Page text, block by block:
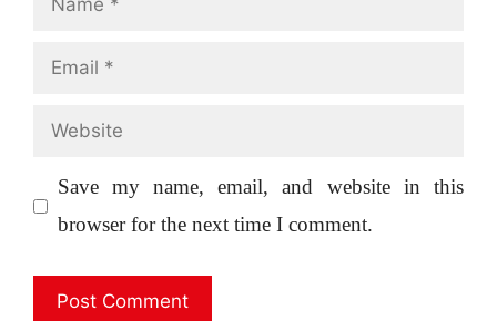
Email
Website
Save my name, email, and website in this
browser for the next time I comment.